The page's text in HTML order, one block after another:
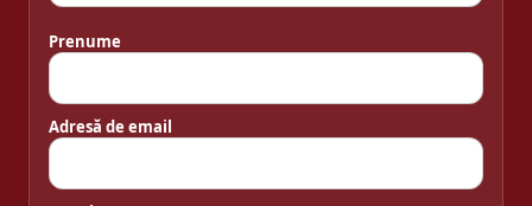
Prenume
Adresă de email